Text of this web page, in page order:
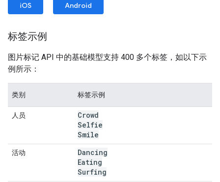
iOS Android
标签示例
图片标记 API 中的基础模型支持 400 多个标签，如以下示
例所示：
类别 标签示例
人员
Crowd
Selfie
Smile
活动
Dancing
Eating
Surfing